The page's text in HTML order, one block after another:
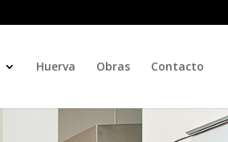
Huerva Obras Contacto